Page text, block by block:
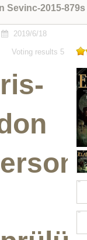
Sevinc-2015-879s
2019/6/18
Voting results 5